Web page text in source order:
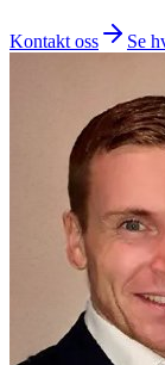
Kontakt oss Se